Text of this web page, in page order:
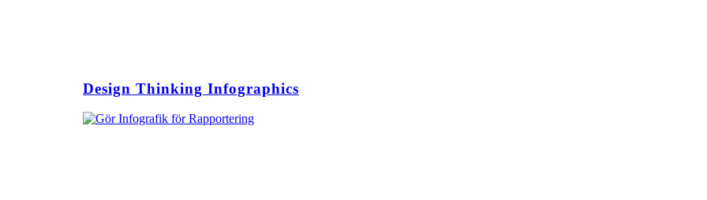
Design Thinking Infographics